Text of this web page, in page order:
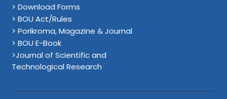
> Download Forms
> BOU Act/Rules
> Porikroma, Magazine & Journal
> BOU E-Book
>Journal of Scientific and
Technological Research